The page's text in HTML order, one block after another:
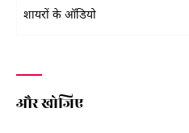
शायरों के ऑडियो
और खोजिए